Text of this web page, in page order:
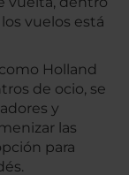
vuelos está
Holland
de ocio, se
y
las
para